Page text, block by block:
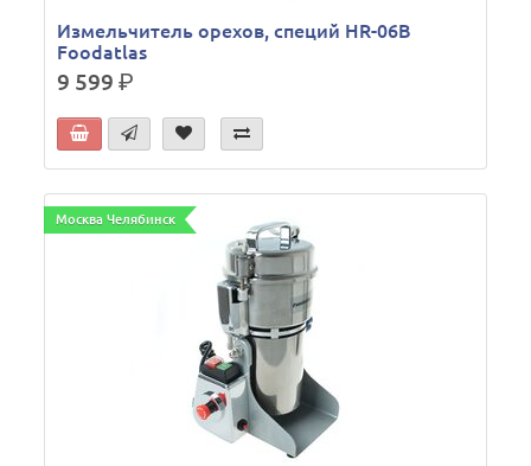
Измельчитель орехов, специй HR-06В
Foodatlas
9 599р.
Москва Челябинск